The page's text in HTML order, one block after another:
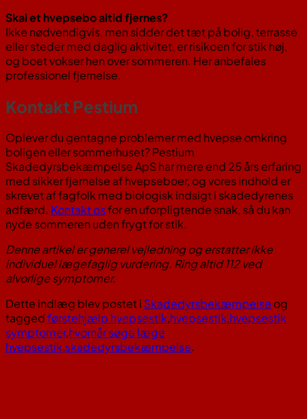
Skal et hvepsebo altid fjernes?
Ikke nødvendigvis, men sidder det tæt på bolig, terrasse
eller steder med daglig aktivitet, er risikoen for stik høj,
og boet vokser hen over sommeren. Her anbefales
professionel fjernelse.
Kontakt Pestium
Oplever du gentagne problemer med hvepse omkring
boligen eller sommerhuset? Pestium
Skadedyrsbekæmpelse ApS har mere end 25 års erfaring
med sikker fjernelse af hvepseboer, og vores indhold er
skrevet af fagfolk med biologisk indsigt i skadedyrenes
adfærd. Kontakt osfor en uforpligtende snak, så du kan
nyde sommeren uden frygt for stik.
Denne artikel er generel vejledning og erstatter ikke
individuel lægefaglig vurdering. Ring altid 112 ved
alvorlige symptomer.
Dette indlæg blev postet i Skadedyrsbekæmpelse og
taggedførstehjælp hvepsestik,hvepsestik,hvepsestik
symptomer,hvornår søge læge
hvepsestik,skadedyrsbekæmpelse.